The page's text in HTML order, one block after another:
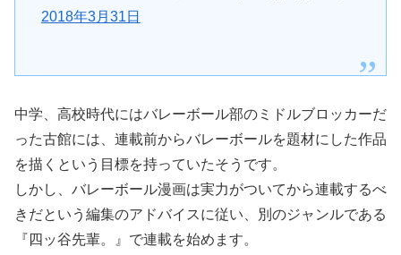
2018年3月31日
中学、高校時代にはバレーボール部のミドルブロッカーだ
った古館には、連載前からバレーボールを題材にした作品
を描くという目標を持っていたそうです。
しかし、バレーボール漫画は実力がついてから連載するべ
きだという編集のアドバイスに従い、別のジャンルである
『四ッ谷先輩。』で連載を始めます。